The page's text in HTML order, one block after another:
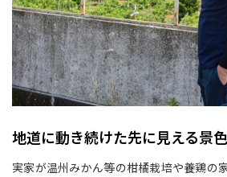
地道に動き続けた先に見える景色
実家が温州みかん等の柑橘栽培や養鶏の